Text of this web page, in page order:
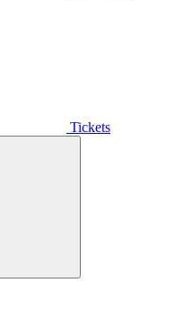
Tickets